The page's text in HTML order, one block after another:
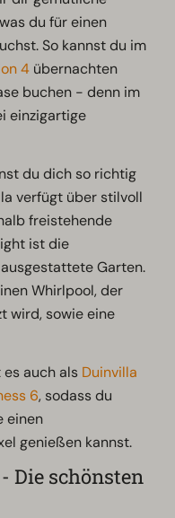
du für einen
So kannst du im
4 übernachten
buchen - denn im
einzigartige
du dich so richtig
verfügt über stilvoll
freistehende
ist die
Garten.
Whirlpool, der
wird, sowie eine
auch als Duinvilla
6, sodass du
einen
genießen kannst.
Die schönsten